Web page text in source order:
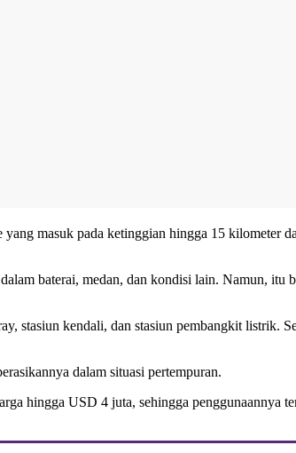
masuk pada ketinggian hingga 15 kilometer
baterai, medan, dan kondisi lain. Namun, itu
stasiun kendali, dan stasiun pembangkit listrik.
dalam situasi pertempuran.
hingga USD 4 juta, sehingga penggunaannya